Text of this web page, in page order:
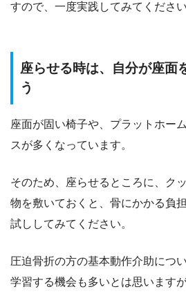
すので、一度実践してみてください
座らせる時は、自分が座面
う
座面が固い椅子や、プラットホー
スが多くなっています。
そのため、座らせるところに、ク
物を敷いておくと、骨にかかる負
試ししてみてください。
圧迫骨折の方の基本動作介助につ
学習する機会も多いとは思います